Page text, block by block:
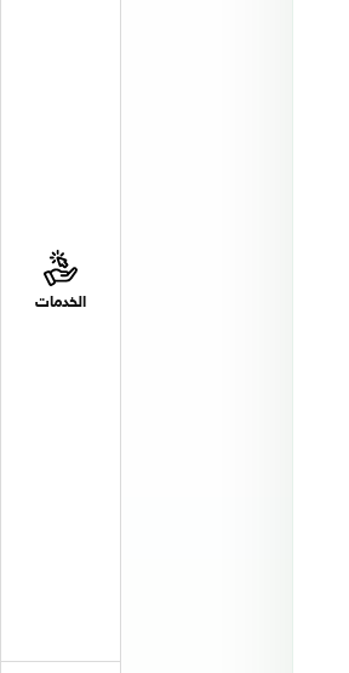
الخدمات